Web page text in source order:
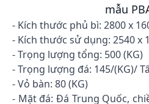
mẫu
- Kích thước phủ bì: 2800 x
- Kích thước sử dụng: 2540 x
- Trọng lượng tổng: 500 (KG)
- Trọng lượng đá: 145/(KG)/
- Vỏ bàn: 80 (KG)
- Mặt đá: Đá Trung Quốc,